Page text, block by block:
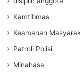
Kamtibmas
Keamanan
Patroli Polisi
Minahasa